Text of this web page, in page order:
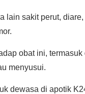
lain sakit perut,
obat ini,
menyusui.
dewasa di apotik